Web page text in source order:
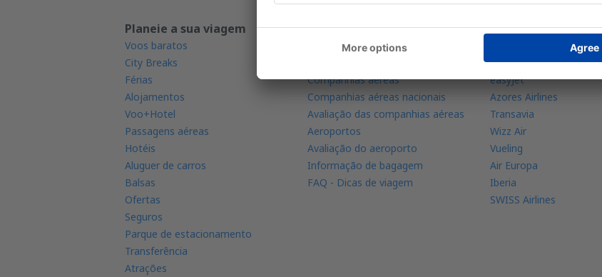
Planeie a sua viagem
Voos baratos
City Breaks
Férias
Alojamentos
Voo+Hotel
Passagens aéreas
Hotéis
Aluguer de carros
Balsas
Ofertas
Seguros
Parque de estacionamento
Transferência
Atrações
Saiba mais
Aplicação de telemóvel
Companhias aéreas
Companhias aéreas nacionais
Avaliação das companhias aéreas
Aeroportos
Avaliação do aeroporto
Informação de bagagem
FAQ - Dicas de viagem
Linhas aéreas
TAP Portugal
easyJet
Azores Airlines
Transavia
Wizz Air
Vueling
Air Europa
Iberia
SWISS Airlines